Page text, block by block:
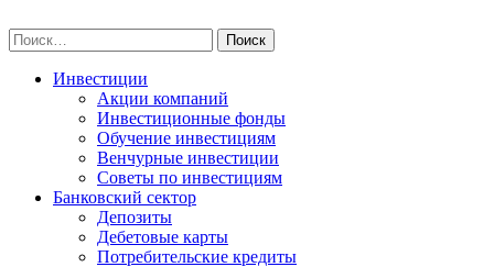
to
content
Найти:
Инвестиции
Акции компаний
Инвестиционные фонды
Обучение инвестициям
Венчурные инвестиции
Советы по инвестициям
Банковский сектор
Депозиты
Дебетовые карты
Потребительские кредиты